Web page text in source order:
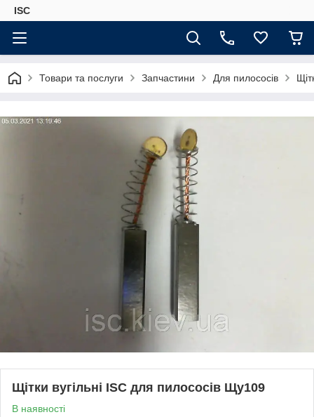
ISC
Товари та послуги Запчастини Для пилососів
Щітки вугільні ISC для пилососів Щу109
В наявності